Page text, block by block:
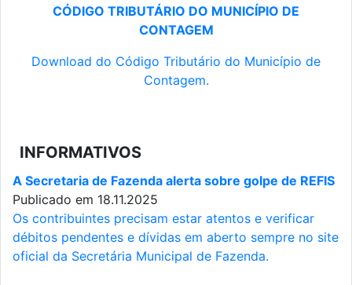
CÓDIGO TRIBUTÁRIO DO MUNICÍPIO DE
CONTAGEM
Download do Código Tributário do Município de
Contagem.
INFORMATIVOS
A Secretaria de Fazenda alerta sobre golpe de REFIS
Publicado em 18.11.2025
Os contribuintes precisam estar atentos e verificar
débitos pendentes e dívidas em aberto sempre no site
oficial da Secretária Municipal de Fazenda.